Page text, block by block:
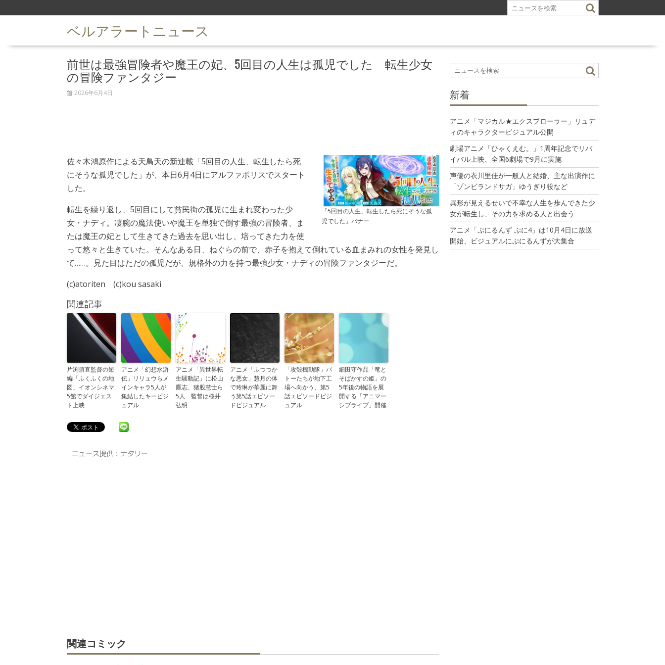
k
ベルアラートニュース
前世は最強冒険者や魔王の妃、5回目の人生は孤児でした 転生少女
の冒険ファンタジー
2026年6月4日
「5回目の人生、転生したら死にそうな孤
児でした」バナー
佐々木鴻原作による天鳥天の新連載「5回目の人生、転生したら死
にそうな孤児でした」が、本日6月4日にアルファポリスでスタート
した。
転生を繰り返し、5回目にして貧民街の孤児に生まれ変わった少
女・ナディ。凄腕の魔法使いや魔王を単独で倒す最強の冒険者、ま
たは魔王の妃として生きてきた過去を思い出し、培ってきた力を使
って悠々と生きていた。そんなある日、ねぐらの前で、赤子を抱えて倒れている血まみれの女性を発見し
て……。見た目はただの孤児だが、規格外の力を持つ最強少女・ナディの冒険ファンタジーだ。
(c)atoriten (c)kou sasaki
関連記事
片渕須直監督の短
編「ふくふくの地
図」イオンシネマ
5館でダイジェス
ト上映
アニメ「幻想水滸
伝」リリュウらメ
インキャラ5人が
集結したキービジ
ュアル
アニメ「異世界転
生騒動記」に松山
鷹志、猪股慧士ら
5人 監督は桜井
弘明
アニメ「ふつつか
な悪女」慧月の体
で玲琳が華麗に舞
う第5話エピソー
ドビジュアル
「攻殻機動隊」バ
トーたちが地下工
場へ向かう、第5
話エピソードビジ
ュアル
細田守作品「竜と
そばかすの姫」の
5年後の物語を展
開する「アニマー
シブライブ」開催
関連コミック
新着
アニメ「マジカル★エクスプローラー」リュデ
ィのキャラクタービジュアル公開
劇場アニメ「ひゃくえむ。」1周年記念でリバ
イバル上映、全国6劇場で9月に実施
声優の衣川里佳が一般人と結婚、主な出演作に
「ゾンビランドサガ」ゆうぎり役など
異形が見えるせいで不幸な人生を歩んできた少
女が転生し、その力を求める人と出会う
アニメ「ぷにるんず ぷに4」は10月4日に放送
開始、ビジュアルにぷにるんずが大集合